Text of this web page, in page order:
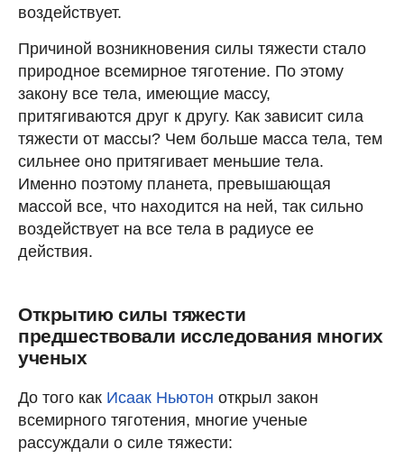
воздействует.
Причиной возникновения силы тяжести стало
природное всемирное тяготение. По этому
закону все тела, имеющие массу,
притягиваются друг к другу. Как зависит сила
тяжести от массы? Чем больше масса тела, тем
сильнее оно притягивает меньшие тела.
Именно поэтому планета, превышающая
массой все, что находится на ней, так сильно
воздействует на все тела в радиусе ее
действия.
Открытию силы тяжести
предшествовали исследования многих
ученых
До того как Исаак Ньютон открыл закон
всемирного тяготения, многие ученые
рассуждали о силе тяжести: